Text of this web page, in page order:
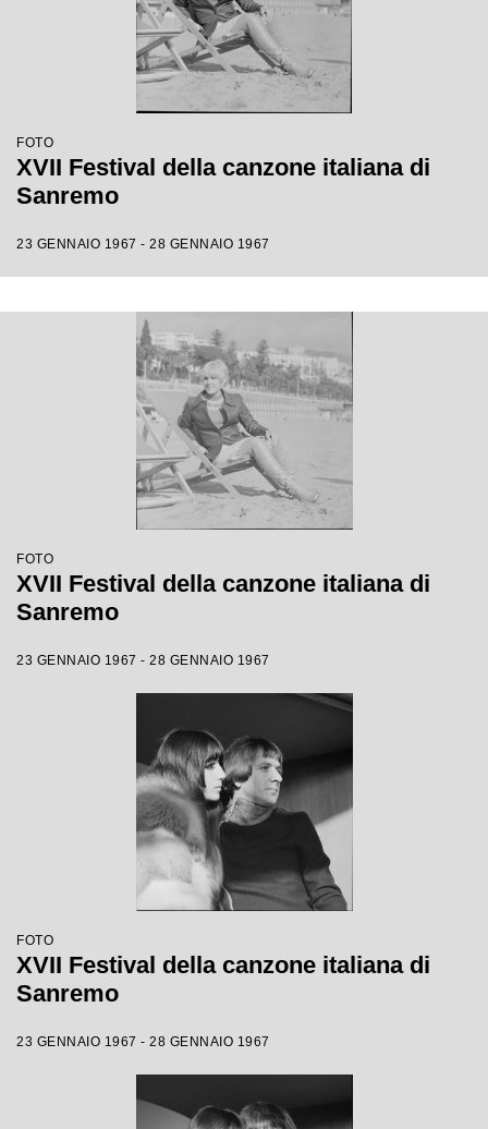
FOTO
XVII Festival della canzone italiana di
Sanremo
23 GENNAIO 1967 - 28 GENNAIO 1967
FOTO
XVII Festival della canzone italiana di
Sanremo
23 GENNAIO 1967 - 28 GENNAIO 1967
FOTO
XVII Festival della canzone italiana di
Sanremo
23 GENNAIO 1967 - 28 GENNAIO 1967